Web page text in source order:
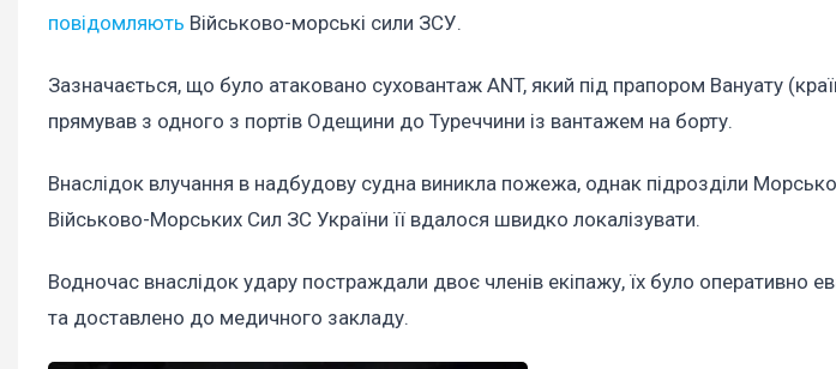
повідомляють Військово-морські сили ЗСУ.
Зазначається, що було атаковано суховантаж ANT, який під прапором Вануату
прямував з одного з портів Одещини до Туреччини із вантажем на борту.
Внаслідок влучання в надбудову судна виникла пожежа, однак підрозділи
Військово-Морських Сил ЗС України її вдалося швидко локалізувати.
Водночас внаслідок удару постраждали двоє членів екіпажу, їх було оперативно
та доставлено до медичного закладу.